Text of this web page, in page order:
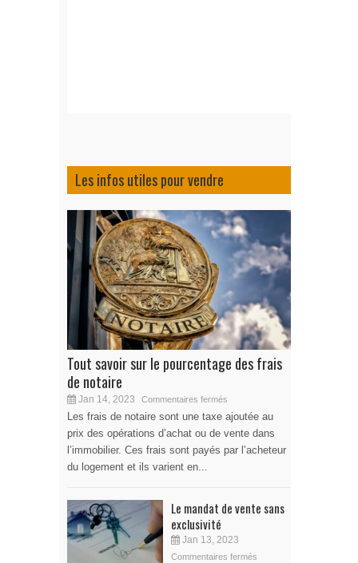
Les infos utiles pour vendre
Tout savoir sur le pourcentage des frais
de notaire
Jan 14, 2023 Commentaires fermés
Les frais de notaire sont une taxe ajoutée au
prix des opérations d’achat ou de vente dans
l’immobilier. Ces frais sont payés par l’acheteur
du logement et ils varient en...
Le mandat de vente sans
exclusivité
Jan 13, 2023
Commentaires fermés